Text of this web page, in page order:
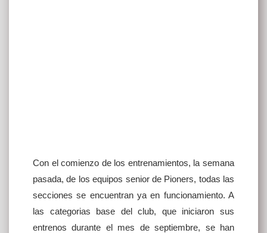
Con el comienzo de los entrenamientos, la semana
pasada, de los equipos senior de Pioners, todas las
secciones se encuentran ya en funcionamiento. A
las categorias base del club, que iniciaron sus
entrenos durante el mes de septiembre, se han